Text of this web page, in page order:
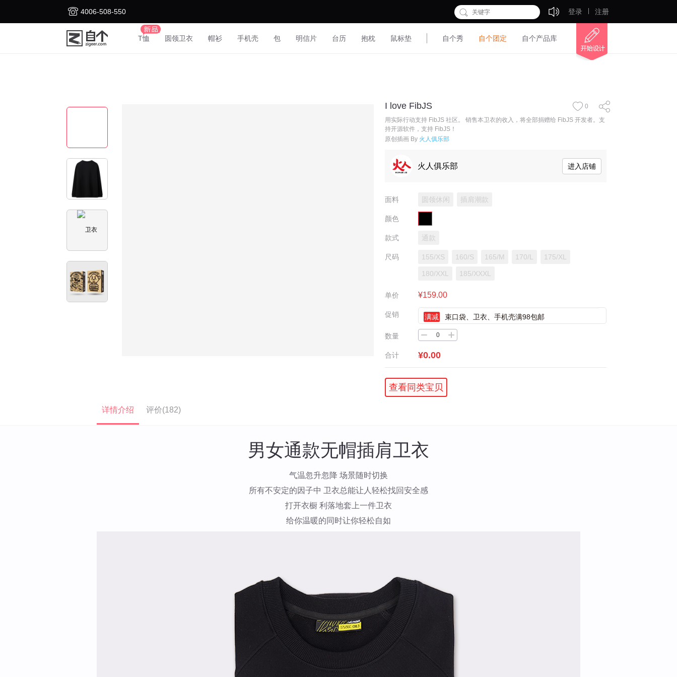
4006-508-550 登录 注册
T恤 圆领卫衣 帽衫 手机壳 包 明信片 台历 抱枕 鼠标垫 自个秀 自个团定 自个产品库
I love FibJS
用实际行动支持 FibJS 社区。 销售本卫衣的收入，将全部捐赠给 FibJS 开发者。支
持开源软件，支持 FibJS！
0
原创插画 By 火人俱乐部
火人俱乐部 进入店铺
面料 圆领休闲 插肩潮款
颜色
款式 通款
尺码 155/XS 160/S 165/M 170/L 175/XL
180/XXL 185/XXXL
单价 ¥159.00
促销 满减 束口袋、卫衣、手机壳满98包邮
数量
合计 ¥0.00
查看同类宝贝
详情介绍 评价(182)
男女通款无帽插肩卫衣
气温忽升忽降 场景随时切换
所有不安定的因子中 卫衣总能让人轻松找回安全感
打开衣橱 利落地套上一件卫衣
给你温暖的同时让你轻松自如